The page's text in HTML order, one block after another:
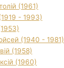
(1961)
- 1993)
(1940 - 1981)
(1958)
(1960)